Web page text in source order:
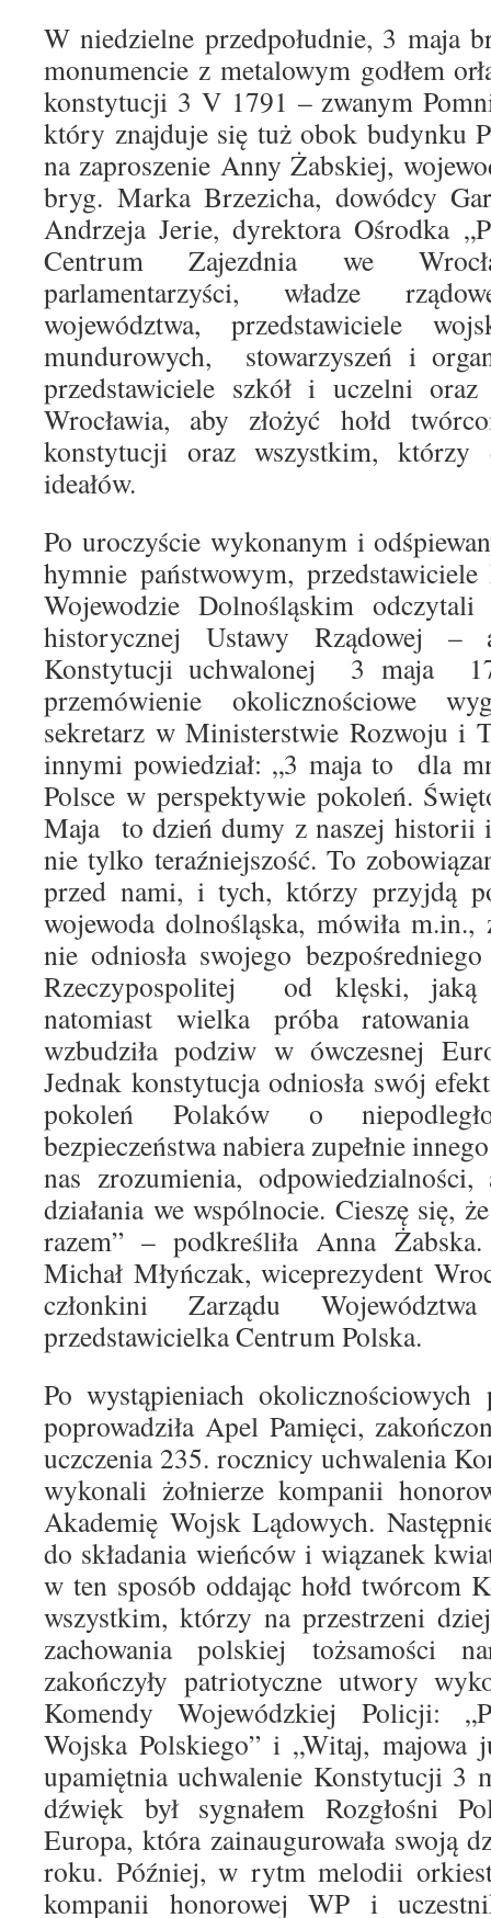
W niedzielne przedpołudnie, 3 maja
monumencie z metalowym godłem
konstytucji 3 V 1791 – zwanym
który znajduje się tuż obok budynku
na zaproszenie Anny Żabskiej,
bryg. Marka Brzezicha, dowódcy
Andrzeja Jerie, dyrektora Ośrodka
Centrum Zajezdnia we
parlamentarzyści, władze
województwa, przedstawiciele
mundurowych, stowarzyszeń i
przedstawiciele szkół i uczelni
Wrocławia, aby złożyć hołd
konstytucji oraz wszystkim,
ideałów.
Po uroczyście wykonanym i
hymnie państwowym,
Wojewodzie Dolnośląskim
historycznej Ustawy Rządowej –
Konstytucji uchwalonej 3 maja
przemówienie okolicznościowe
sekretarz w Ministerstwie Rozwoju i
innymi powiedział: „3 maja to dla
Polsce w perspektywie pokoleń.
Maja to dzień dumy z naszej historii
nie tylko teraźniejszość. To
przed nami, i tych, którzy przyjdą
wojewoda dolnośląska, mówiła
nie odniosła swojego
Rzeczypospolitej od klęski, jaką
natomiast wielka próba ratowania
wzbudziła podziw w ówczesnej
Jednak konstytucja odniosła swój
pokoleń Polaków o
bezpieczeństwa nabiera zupełnie
nas zrozumienia,
działania we wspólnocie. Cieszę się,
razem” – podkreśliła Anna
Michał Młyńczak, wiceprezydent
członkini Zarządu
przedstawicielka Centrum Polska.
Po wystąpieniach
poprowadziła Apel Pamięci,
uczczenia 235. rocznicy uchwalenia
wykonali żołnierze kompanii
Akademię Wojsk Lądowych.
do składania wieńców i wiązanek
w ten sposób oddając hołd twórcom
wszystkim, którzy na przestrzeni
zachowania polskiej tożsamości
zakończyły patriotyczne utwory
Komendy Wojewódzkiej Policji:
Wojska Polskiego” i „Witaj, majowa
upamiętnia uchwalenie Konstytucji 3
dźwięk był sygnałem Rozgłośni
Europa, która zainaugurowała swoją
roku. Później, w rytm melodii
kompanii honorowej WP i